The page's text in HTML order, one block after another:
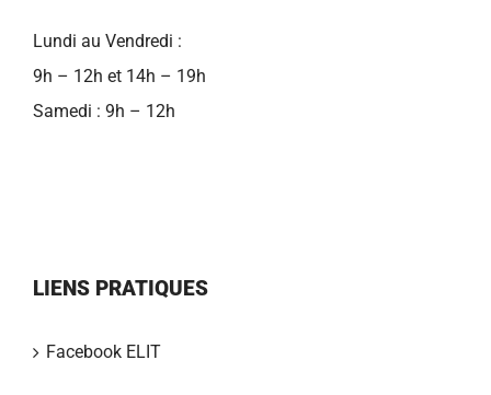
Lundi au Vendredi :
9h – 12h et 14h – 19h
Samedi : 9h – 12h
LIENS PRATIQUES
Facebook ELIT